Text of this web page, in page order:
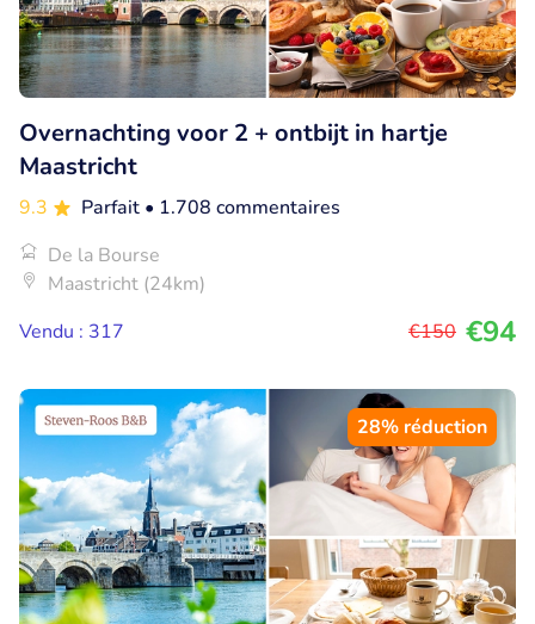
Overnachting voor 2 + ontbijt in hartje
Maastricht
9.3 Parfait • 1.708 commentaires
De la Bourse
Maastricht (24km)
Vendu : 317
€150 €94
28% réduction